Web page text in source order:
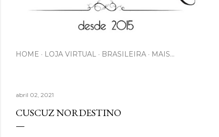
HOME LOJA VIRTUAL BRASILEIRA MAIS…
abril 02, 2021
CUSCUZ NORDESTINO